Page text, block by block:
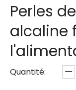
Perles
alcaline
Quantité: